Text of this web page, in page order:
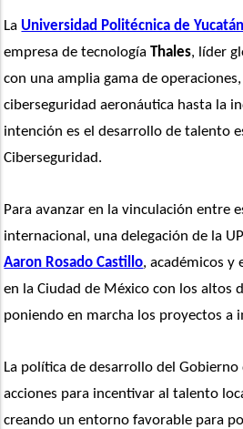
La Universidad Politécnica de Yucatán
empresa de tecnología Thales, líder
con una amplia gama de
ciberseguridad aeronáutica hasta la
intención es el desarrollo de talento
Ciberseguridad.
Para avanzar en la vinculación entre
Aaron Rosado Castillo, académicos y
en la Ciudad de México con los altos
poniendo en marcha los proyectos a
La política de desarrollo del
acciones para incentivar al talento
creando un entorno favorable para